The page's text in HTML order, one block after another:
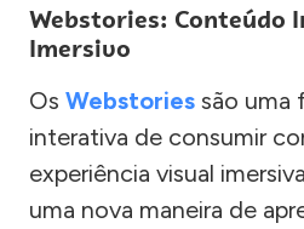
Webstories: Conteúdo
Imersivo
Os Webstories são uma
interativa de consumir
experiência visual
uma nova maneira de